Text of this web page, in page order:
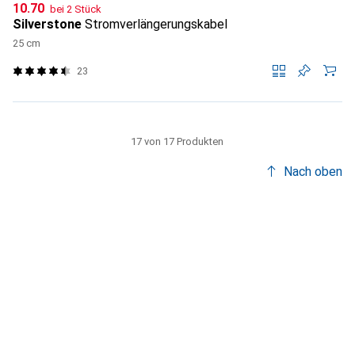
CHF
10.70 bei 2 Stück
Silverstone Stromverlängerungskabel
25 cm
23
17 von 17 Produkten
Nach oben